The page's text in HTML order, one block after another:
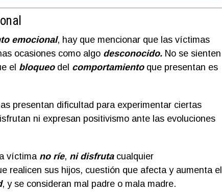
emocional, hay que mencionar que las víctimas
ocasiones como algo desconocido.No se sienten
el bloqueo del comportamientoque presentan es
presentan dificultad para experimentar ciertas
ni expresan positivismo ante las evoluciones
víctima no ríe, ni disfrutacualquier
realicen sus hijos, cuestión que afecta y aumenta el
, y se consideran mal padre o mala madre.